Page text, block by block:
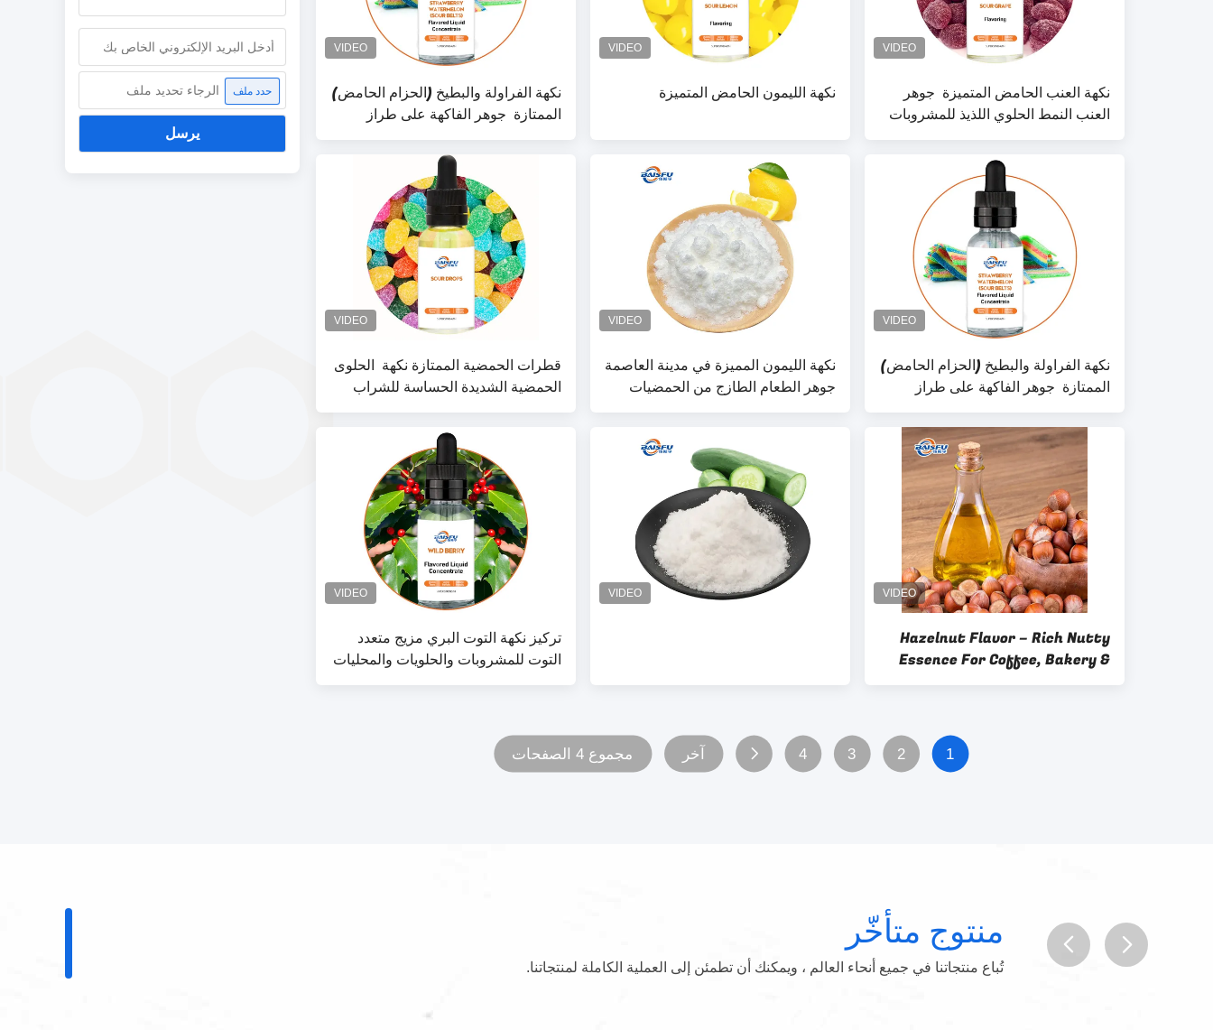
حدد ملف الرجاء تحديد ملف
يرسل
نكهة الفراولة والبطيخ (الحزام الحامض)
الممتازة ️ جوهر الفاكهة على طراز
الحلوى اللذيذة للمشروبات والحلوى
نكهة الليمون الحامض المتميزة
نكهة العنب الحامض المتميزة ️ جوهر
العنب النمط الحلوي اللذيذ للمشروبات
والحلوى والحلوى المجمدة
قطرات الحمضية الممتازة نكهة ️ الحلوى
الحمضية الشديدة الحساسة للشراب
والعلكة والحلوى
نكهة الليمون المميزة في مدينة العاصمة
جوهر الطعام الطازج من الحمضيات
للمشروبات والحلويات والحلويات
نكهة الفراولة والبطيخ (الحزام الحامض)
الممتازة ️ جوهر الفاكهة على طراز
الحلوى اللذيذة للمشروبات والحلوى
والحلوى
تركيز نكهة التوت البري مزيج متعدد
التوت للمشروبات والحلويات والمحليات
Hazelnut Flavor – Rich Nutty
Essence For Coffee, Bakery &
Confectionery Wholesale Food
1
2
3
4 آخر مجموع 4 الصفحات
منتوج متأخّر
تُباع منتجاتنا في جميع أنحاء العالم ، ويمكنك أن تطمئن إلى العملية الكاملة لمنتجاتنا.